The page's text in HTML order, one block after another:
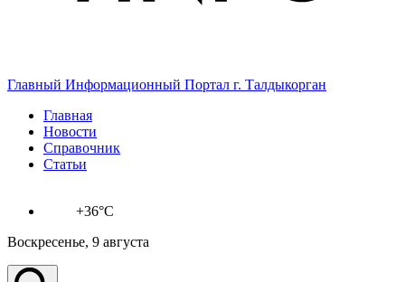
Главный Информационный Портал г. Талдыкорган
Главная
Новости
Справочник
Статьи
+36°C
Воскресенье, 9 августа